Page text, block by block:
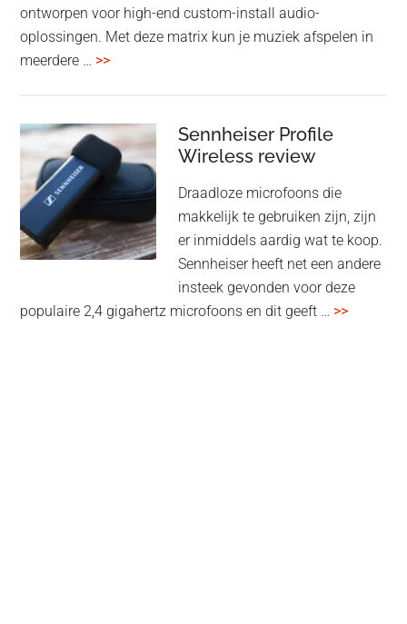
ontworpen voor high-end custom-install audio-
oplossingen. Met deze matrix kun je muziek afspelen in
meerdere … >>overMcIntosh
audiomatrix
voor
high-
end
multiroom
Sennheiser Profile
Wireless review
Draadloze microfoons die
makkelijk te gebruiken zijn, zijn
er inmiddels aardig wat te koop.
Sennheiser heeft net een andere
insteek gevonden voor deze
populaire 2,4 gigahertz microfoons en dit geeft … >>